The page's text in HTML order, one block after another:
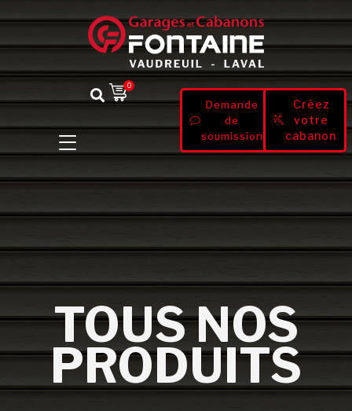
0
Demande
de
soumission
Créez
votre
cabanon
TOUS NOS
PRODUITS